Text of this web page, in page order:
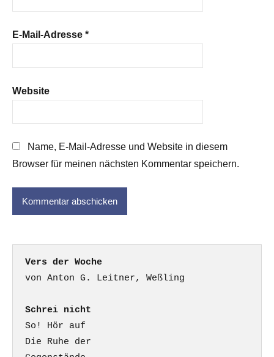
E-Mail-Adresse *
Website
Name, E-Mail-Adresse und Website in diesem
Browser für meinen nächsten Kommentar speichern.
Vers der Woche
Schrei nicht
So! Hör auf
Die Ruhe der